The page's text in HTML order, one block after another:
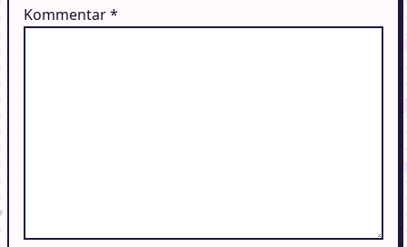
Kommentar*